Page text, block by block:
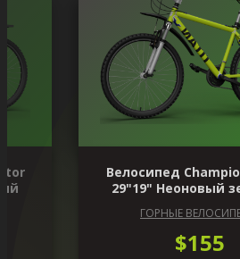
Велосипед
29"19" Неоновый
ГОРНЫЕ
$155